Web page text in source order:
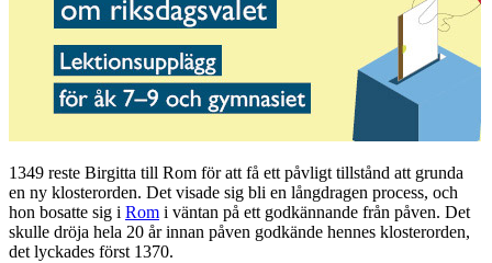
1349 reste Birgitta till Rom för att få ett påvligt tillstånd att grunda
en ny klosterorden. Det visade sig bli en långdragen process, och
hon bosatte sig i Rom i väntan på ett godkännande från påven. Det
skulle dröja hela 20 år innan påven godkände hennes klosterorden,
det lyckades först 1370.